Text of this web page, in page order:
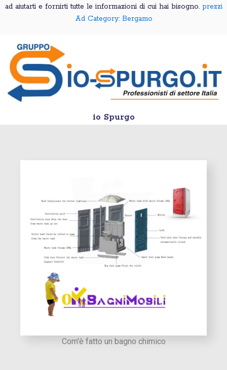
ad aiutarti e fornirti tutte le informazioni di cui hai bisogno. prezzi
Ad Category: Bergamo
io Spurgo
Com'è fatto un bagno chimico